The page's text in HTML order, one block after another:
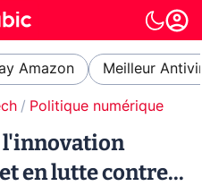
Amazon Meilleur
Politique numérique
l'innovation
en lutte contre...